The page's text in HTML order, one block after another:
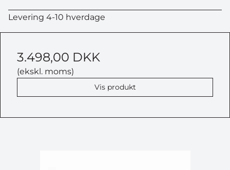
Levering 4-10 hverdage
3.498,00 DKK
(ekskl. moms)
Vis produkt